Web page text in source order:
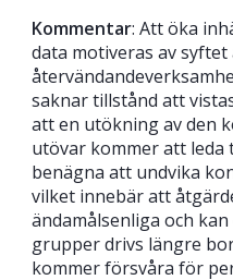
Kommentar: Att öka
data motiveras av
saknar tillstånd att
att en utökning av den
utövar kommer att
benägna att undvika
vilket innebär att
ändamålsenliga och
grupper drivs längre
kommer försvåra för